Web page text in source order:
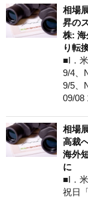
相場
昇の
株:
り転
■I．
9/4、
9/5、
09/08
相場
高裁
海外
に
■I．
祝日